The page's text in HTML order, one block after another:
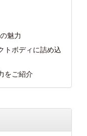
魅力
トボディに詰め込
をご紹介